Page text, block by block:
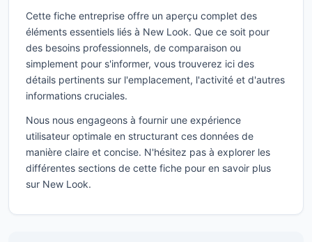
Cette fiche entreprise offre un aperçu complet des
éléments essentiels liés à New Look. Que ce soit pour
des besoins professionnels, de comparaison ou
simplement pour s'informer, vous trouverez ici des
détails pertinents sur l'emplacement, l'activité et d'autres
informations cruciales.
Nous nous engageons à fournir une expérience
utilisateur optimale en structurant ces données de
manière claire et concise. N'hésitez pas à explorer les
différentes sections de cette fiche pour en savoir plus
sur New Look.